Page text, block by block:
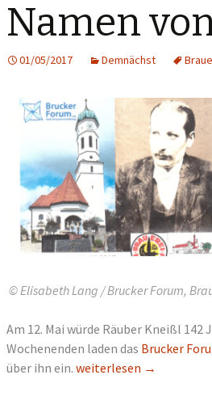
Namen
01/05/2017 Demnächst
© Elisabeth Lang / Brucker Forum,
Am 12. Mai würde Räuber Kneißl
Wochenenden laden das Brucker
über ihn ein. Wonnemonat Mai – im
weiterlesen →